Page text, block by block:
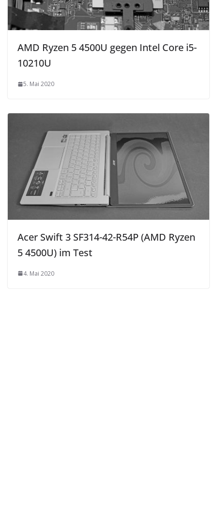
AMD Ryzen 5 4500U gegen Intel Core i5-
10210U
5. Mai 2020
Acer Swift 3 SF314-42-R54P (AMD Ryzen
5 4500U) im Test
4. Mai 2020